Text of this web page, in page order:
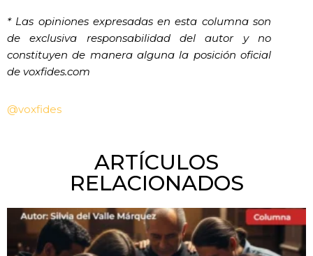
* Las opiniones expresadas en esta columna son
de exclusiva responsabilidad del autor y no
constituyen de manera alguna la posición oficial
de voxfides.com
@voxfides
ARTÍCULOS
RELACIONADOS